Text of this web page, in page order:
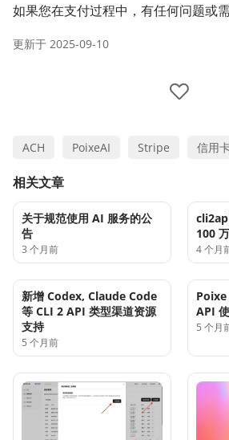
如果您在支付过程中，有任何问题或
更新于 2025-09-10
ACH PoixeAI Stripe 信用
相关文章
关于规范使用 AI 服务的公
告
3 个月前
100
4 个月
新增 Codex, Claude Code
等 CLI 2 API 类型渠道资源
支持
5 个月前
Poixe
API
5 个月